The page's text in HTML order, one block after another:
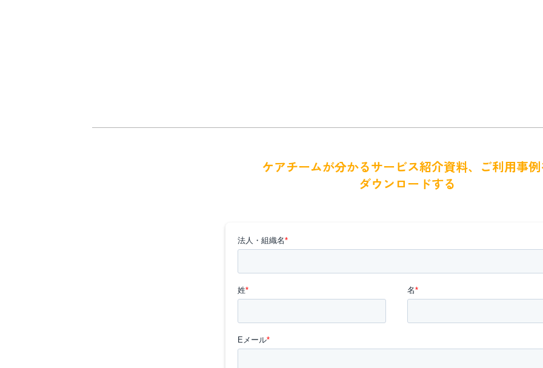
ケアチームが分かるサービス紹介資料、ご利用事
ダウンロードする